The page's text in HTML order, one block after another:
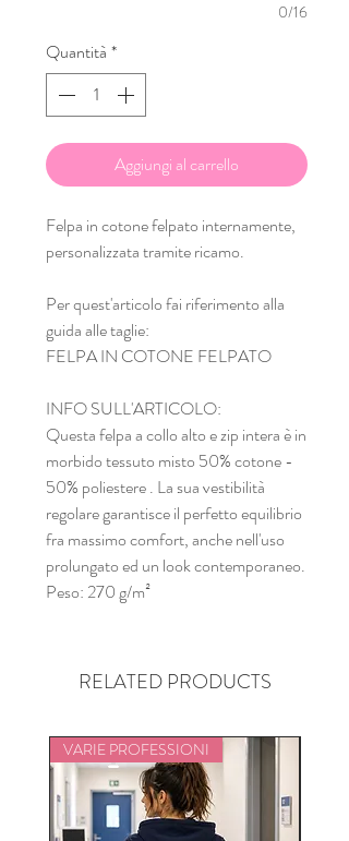
0/16
Quantità *
Aggiungi al carrello
Felpa in cotone felpato internamente,
personalizzata tramite ricamo.
Per quest'articolo fai riferimento alla
guida alle taglie:
FELPA IN COTONE FELPATO
INFO SULL'ARTICOLO:
Questa felpa a collo alto e zip intera è in
morbido tessuto misto 50% cotone -
50% poliestere . La sua vestibilità
regolare garantisce il perfetto equilibrio
fra massimo comfort, anche nell'uso
prolungato ed un look contemporaneo.
Peso: 270 g/m²
RELATED PRODUCTS
VARIE PROFESSIONI